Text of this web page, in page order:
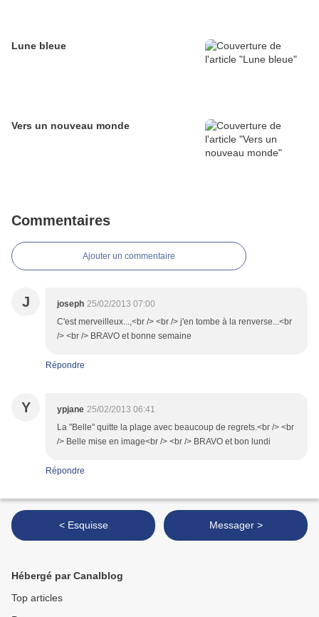
Lune bleue
Vers un nouveau monde
Commentaires
Ajouter un commentaire
J joseph 25/02/2013 07:00
C'est merveilleux...,<br /> <br /> j'en tombe à la renverse...<br
/> <br /> BRAVO et bonne semaine
Répondre
Y ypjane 25/02/2013 06:41
La "Belle" quitte la plage avec beaucoup de regrets.<br /> <br
/> Belle mise en image<br /> <br /> BRAVO et bon lundi
Répondre
< Esquisse Messager >
Hébergé par Canalblog
Top articles